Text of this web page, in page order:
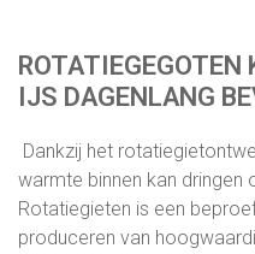
ROTATIEGEGOTEN
IJS DAGENLANG
Dankzij het
warmte binnen kan dringen
Rotatiegieten is een
produceren van